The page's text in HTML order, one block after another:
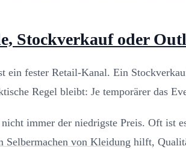
Stockverkauf oder
ein fester Retail-Kanal. Ein
Regel bleibt: Je temporärer das
immer der niedrigste Preis. Oft ist
Selbermachen von Kleidung hilft,